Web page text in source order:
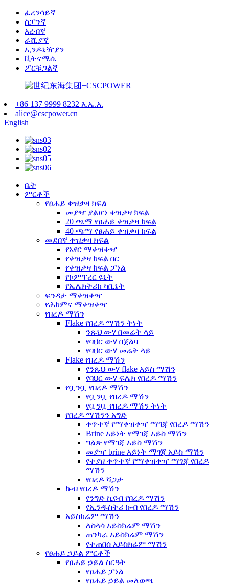
ፈረንሳይኛ
ስፓንኛ
አረብኛ
ራሺያኛ
ኢንዶኔዥያን
ቪትናሜሴ
ፖርቹጋልኛ
+86 137 9999 8232 እ.ኤ.አ.
alice@cscpower.cn
English
ቤት
ምርቶች
የፀሐይ ቀዝቃዛ ክፍል
መያዣ ያልሆነ ቀዝቃዛ ክፍል
20 ጫማ የፀሐይ ቀዝቃዛ ክፍል
40 ጫማ የፀሐይ ቀዝቃዛ ክፍል
መደበኛ ቀዝቃዛ ክፍል
የአየር ማቀዝቀዣ
የቀዝቃዛ ክፍል በር
የቀዝቃዛ ክፍል ፓነል
የኮምፕረር ዩኒት
የኤሌክትሪክ ካቢኔት
ፍንዳታ ማቀዝቀዣ
የሕክምና ማቀዝቀዣ
የበረዶ ማሽን
Flake የበረዶ ማሽን ትነት
ንጹህ ውሃ በመሬት ላይ
የባህር ውሃ በጀልባ
የባህር ውሃ መሬት ላይ
Flake የበረዶ ማሽን
የንጹህ ውሃ flake አይስ ማሽን
የባህር ውሃ ፍሌክ የበረዶ ማሽን
የቧንቧ የበረዶ ማሽን
የቧንቧ የበረዶ ማሽን
የቧንቧ የበረዶ ማሽን ትነት
የበረዶ ማሽንን አግድ
ቀጥተኛ የማቀዝቀዣ ማገጃ የበረዶ ማሽን
Brine አይነት የማገጃ አይስ ማሽን
ግልጽ የማገጃ አይስ ማሽን
መያዣ brine አይነት ማገጃ አይስ ማሽን
የተያዘ ቀጥተኛ የማቀዝቀዣ ማገጃ የበረዶ
ማሽን
የበረዶ ሻጋታ
ኩብ የበረዶ ማሽን
የንግድ ኪዩብ የበረዶ ማሽን
የኢንዱስትሪ ኩብ የበረዶ ማሽን
አይስክሬም ማሽን
ለስላሳ አይስክሬም ማሽን
ጠንካራ አይስክሬም ማሽን
የተጠበሰ አይስክሬም ማሽን
የፀሐይ ኃይል ምርቶች
የፀሐይ ኃይል ስርዓት
የፀሐይ ፓነል
የፀሐይ ኃይል መለወጫ